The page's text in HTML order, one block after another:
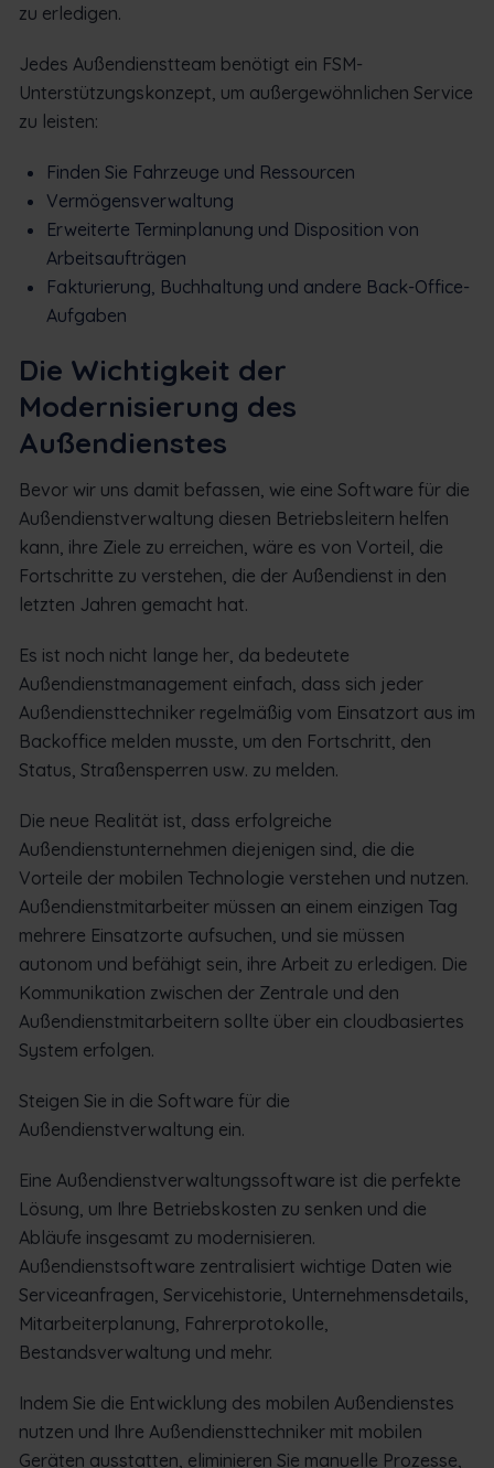
zu erledigen.
Jedes Außendienstteam benötigt ein FSM-
Unterstützungskonzept, um außergewöhnlichen Service
zu leisten:
Finden Sie Fahrzeuge und Ressourcen
Vermögensverwaltung
Erweiterte Terminplanung und Disposition von
Arbeitsaufträgen
Fakturierung, Buchhaltung und andere Back-Office-
Aufgaben
Die Wichtigkeit der
Modernisierung des
Außendienstes
Bevor wir uns damit befassen, wie eine Software für die
Außendienstverwaltung diesen Betriebsleitern helfen
kann, ihre Ziele zu erreichen, wäre es von Vorteil, die
Fortschritte zu verstehen, die der Außendienst in den
letzten Jahren gemacht hat.
Es ist noch nicht lange her, da bedeutete
Außendienstmanagement einfach, dass sich jeder
Außendiensttechniker regelmäßig vom Einsatzort aus im
Backoffice melden musste, um den Fortschritt, den
Status, Straßensperren usw. zu melden.
Die neue Realität ist, dass erfolgreiche
Außendienstunternehmen diejenigen sind, die die
Vorteile der mobilen Technologie verstehen und nutzen.
Außendienstmitarbeiter müssen an einem einzigen Tag
mehrere Einsatzorte aufsuchen, und sie müssen
autonom und befähigt sein, ihre Arbeit zu erledigen. Die
Kommunikation zwischen der Zentrale und den
Außendienstmitarbeitern sollte über ein cloudbasiertes
System erfolgen.
Steigen Sie in die Software für die
Außendienstverwaltung ein.
Eine Außendienstverwaltungssoftware ist die perfekte
Lösung, um Ihre Betriebskosten zu senken und die
Abläufe insgesamt zu modernisieren.
Außendienstsoftware zentralisiert wichtige Daten wie
Serviceanfragen, Servicehistorie, Unternehmensdetails,
Mitarbeiterplanung, Fahrerprotokolle,
Bestandsverwaltung und mehr.
Indem Sie die Entwicklung des mobilen Außendienstes
nutzen und Ihre Außendiensttechniker mit mobilen
Geräten ausstatten, eliminieren Sie manuelle Prozesse,